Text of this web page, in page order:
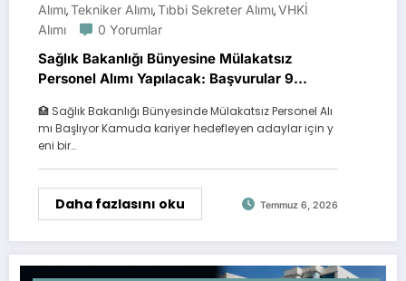
Alımı,Tekniker Alımı,Tıbbi Sekreter Alımı,VHKİ
Alımı
0 Yorumlar
Sağlık Bakanlığı Bünyesine Mülakatsız
Personel Alımı Yapılacak: Başvurular 9
🏥 Sağlık Bakanlığı Bünyesinde Mülakatsız Personel Alı
mı Başlıyor Kamuda kariyer hedefleyen adaylar için y
eni bir…
Daha fazlasını oku Temmuz 6, 2026